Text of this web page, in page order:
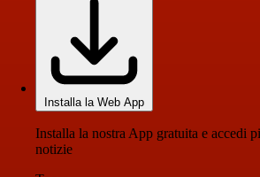
Installa la Web App
Installa la nostra App gratuita e accedi
notizie